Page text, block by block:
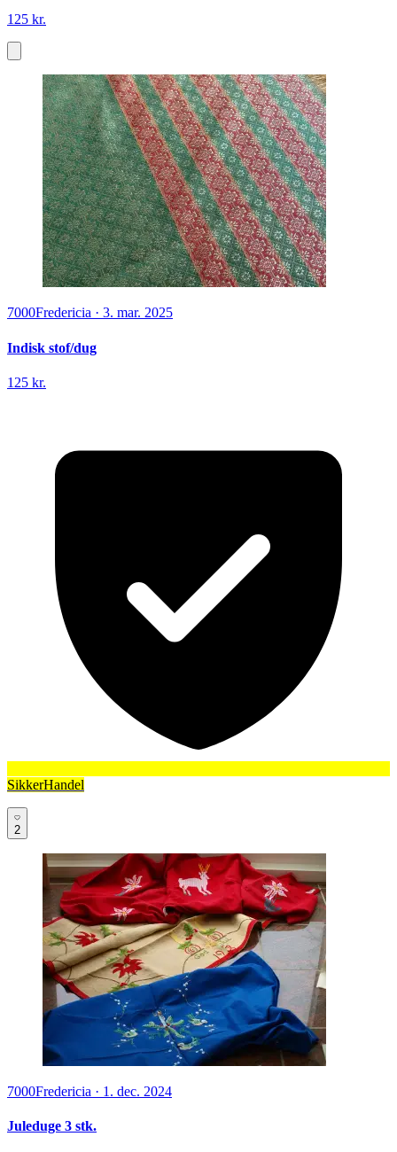
125 kr.
7000Fredericia · 3. mar. 2025
Indisk stof/dug
125 kr.
SikkerHandel
2
7000Fredericia · 1. dec. 2024
Juleduge 3 stk.